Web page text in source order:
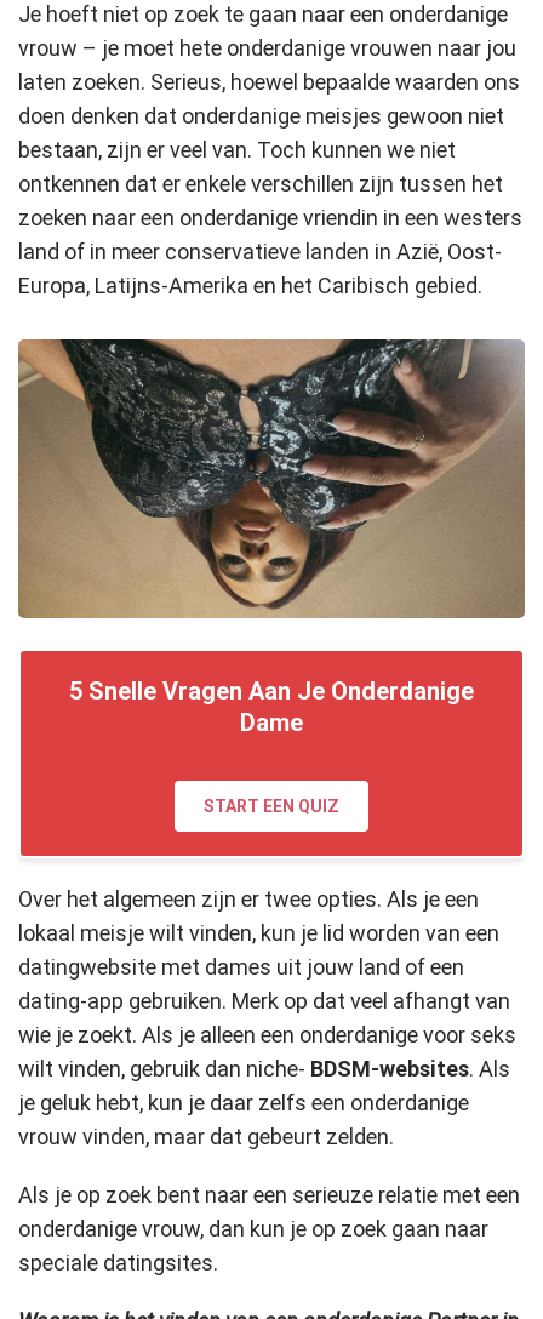
Je hoeft niet op zoek te gaan naar een onderdanige
vrouw – je moet hete onderdanige vrouwen naar jou
laten zoeken. Serieus, hoewel bepaalde waarden ons
doen denken dat onderdanige meisjes gewoon niet
bestaan, zijn er veel van. Toch kunnen we niet
ontkennen dat er enkele verschillen zijn tussen het
zoeken naar een onderdanige vriendin in een westers
land of in meer conservatieve landen in Azië, Oost-
Europa, Latijns-Amerika en het Caribisch gebied.
5 Snelle Vragen Aan Je Onderdanige
Dame
START EEN QUIZ
Over het algemeen zijn er twee opties. Als je een
lokaal meisje wilt vinden, kun je lid worden van een
datingwebsite met dames uit jouw land of een
dating-app gebruiken. Merk op dat veel afhangt van
wie je zoekt. Als je alleen een onderdanige voor seks
wilt vinden, gebruik dan niche- BDSM-websites. Als
je geluk hebt, kun je daar zelfs een onderdanige
vrouw vinden, maar dat gebeurt zelden.
Als je op zoek bent naar een serieuze relatie met een
onderdanige vrouw, dan kun je op zoek gaan naar
speciale datingsites.